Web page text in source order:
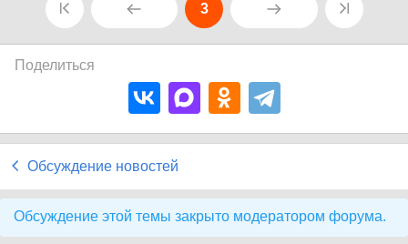
3
Поделиться
Обсуждение новостей
Обсуждение этой темы закрыто модератором форума.